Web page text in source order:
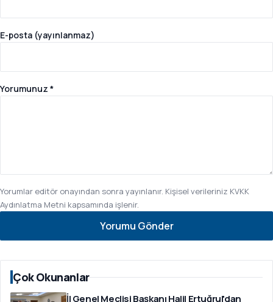
E-posta (yayınlanmaz)
Yorumunuz *
Yorumlar editör onayından sonra yayınlanır. Kişisel verileriniz KVKK
Aydınlatma Metni kapsamında işlenir.
Yorumu Gönder
Çok Okunanlar
İl Genel Meclisi Başkanı Halil Ertuğrul'dan